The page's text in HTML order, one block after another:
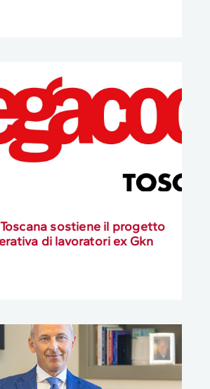
sostiene il progetto
di lavoratori ex Gkn